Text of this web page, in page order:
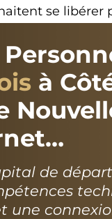
se
à
de
une